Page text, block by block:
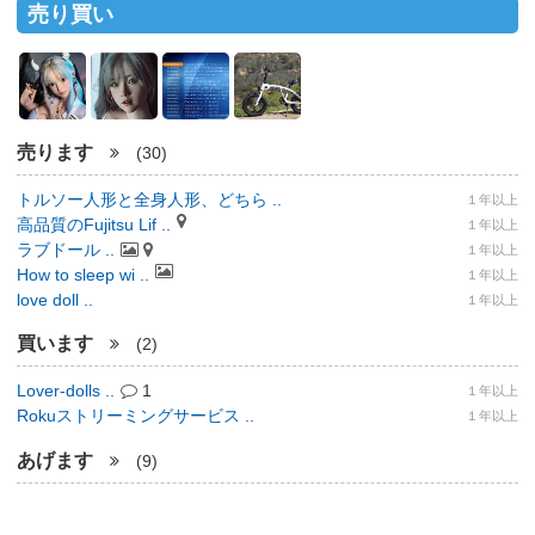
売り買い
売ります (30)
トルソー人形と全身人形、どちら .. １年以上
高品質のFujitsu Lif .. １年以上
ラブドール .. １年以上
How to sleep wi .. １年以上
love doll .. １年以上
買います (2)
Lover-dolls .. 1 １年以上
Rokuストリーミングサービス .. １年以上
あげます (9)